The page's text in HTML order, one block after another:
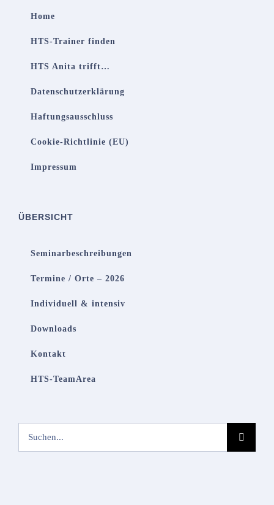
Home
HTS-Trainer finden
HTS Anita trifft…
Datenschutzerklärung
Haftungsausschluss
Cookie-Richtlinie (EU)
Impressum
ÜBERSICHT
Seminarbeschreibungen
Termine / Orte – 2026
Individuell & intensiv
Downloads
Kontakt
HTS-TeamArea